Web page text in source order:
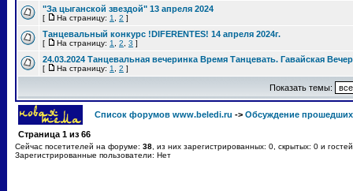
"За цыганской звездой" 13 апреля 2024
[ На страницу: 1 2 ]
Танцевальный конкурс !DIFERENTES! 14 апреля 2024г.
[ На страницу: 1 2 3 ]
24.03.2024 Танцевальная вечеринка Время Танцевать. Гавайская
[ На страницу: 1 2 ]
Показать темы:
Список форумов www.beledi.ru -> Обсуждение
Страница 1 из 66
Сейчас посетителей на форуме: 38 , из них зарегистрированных: 0, скрытых: 0 и
Зарегистрированные пользователи: Нет